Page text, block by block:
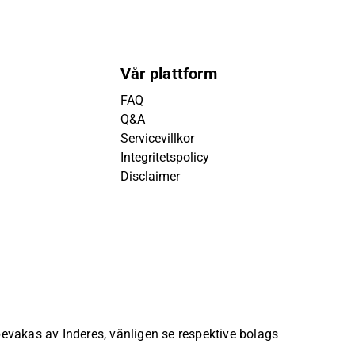
Vår plattform
FAQ
Q&A
Servicevillkor
Integritetspolicy
Disclaimer
av Inderes, vänligen se respektive bolags